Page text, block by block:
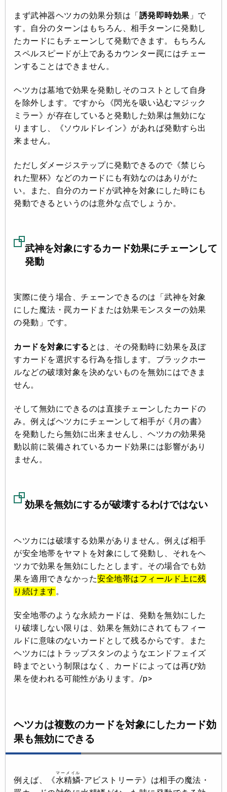
まず武神器ヘツカの効果分類は「誘発即時効果」で
す。自分のターンはもちろん、相手ターンに発動し
たカードにもチェーンして発動できます。もちろん
スペルスピードが上であるカウンター罠にはチェー
ンすることはできません。
ヘツカは墓地で効果を発動しそのコストとして自身
を除外します。ですから《閃光を吸い込むマジック
ミラー》が存在していると発動した効果は無効にな
りますし、《ソウルドレイン》があれば発動すら出
来ません。
ただしダメージステップに発動できるので《禁じら
れた聖杯》などのカードにも有効なのはありがた
い。また、自分のカードが武神を対象にした時にも
発動できるというのは意外な点でしょうか。
武神を対象にするカード効果にチェーンして
発動
実際に使う場合、チェーンできるのは「武神を対象
にした魔法・罠カードまたは効果モンスターの効果
の発動」です。
カードを対象にする とは、その発動時に効果を及ぼ
すカードを選択する行為を指します。ブラックホー
ルなどの破壊対象を決めないものを無効にはできま
せん。
そして無効にできるのは直接チェーンしたカードの
み。例えばヘツカにチェーンして相手が《月の書》
を発動したら無効に出来ませんし、ヘツカの効果発
動以前に装備されているカード効果には影響があり
ません。
効果を無効にするが破壊するわけではない
ヘツカには破壊する効果がありません。例えば相手
が安全地帯をヤマトを対象にして発動し、それをヘ
ツカで効果を無効にしたとします。その場合でも効
果を適用できなかった安全地帯はフィールド上に残
り続けます。
安全地帯のような永続カードは、発動を無効にした
り破壊しない限りは、効果を無効にされてもフィー
ルドに意味のないカードとして残るからです。また
ヘツカにはトラップスタンのようなエンドフェイズ
時までという制限はなく、カードによっては再び効
果を使われる可能性があります。/p>
ヘツカは複数のカードを対象にしたカード効
果も無効にできる
例えば、《水精鱗
マーメイル
-アビストリーテ》は相手の魔法・